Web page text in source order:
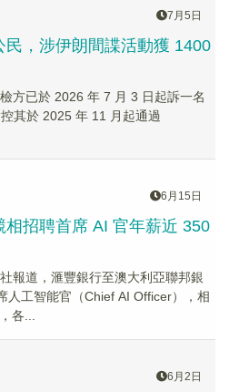
7月5日
民，涉伊朗間諜活動獲 1400
方已於 2026 年 7 月 3 日起訴一名
其於 2025 年 11 月起通過
6月15日
招聘首席 AI 官年薪近 350
報道，滙豐銀行至澳大利亞聯邦銀
人工智能官（Chief AI Officer），相
各...
6月2日